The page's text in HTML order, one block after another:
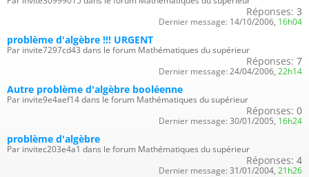
Réponses: 3
Dernier message: 14/10/2006, 16h04
problème d'algèbre !!! URGENT
Par invite7297cd43 dans le forum Mathématiques du supérieur
Réponses: 7
Dernier message: 24/04/2006, 22h14
Autre problème d'algèbre booléenne
Par invite9e4aef14 dans le forum Mathématiques du supérieur
Réponses: 0
Dernier message: 30/01/2005, 16h24
problème d'algèbre
Par invitec203e4a1 dans le forum Mathématiques du supérieur
Réponses: 4
Dernier message: 31/01/2004, 21h26